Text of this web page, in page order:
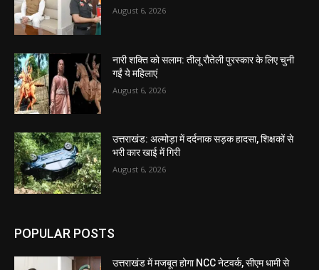
August 6, 2026
नारी शक्ति को सलाम: तीलू रौतेली पुरस्कार के लिए चुनी
गईं ये महिलाएं
August 6, 2026
उत्तराखंड: अल्मोड़ा में दर्दनाक सड़क हादसा, शिक्षकों से
भरी कार खाई में गिरी
August 6, 2026
POPULAR POSTS
उत्तराखंड में मजबूत होगा NCC नेटवर्क, सीएम धामी से